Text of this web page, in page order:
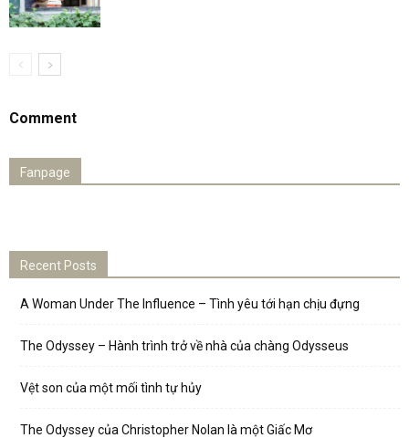
Comment
Fanpage
Recent Posts
A Woman Under The Influence – Tình yêu tới hạn chịu đựng
The Odyssey – Hành trình trở về nhà của chàng Odysseus
Vệt son của một mối tình tự hủy
The Odyssey của Christopher Nolan là một Giấc Mơ